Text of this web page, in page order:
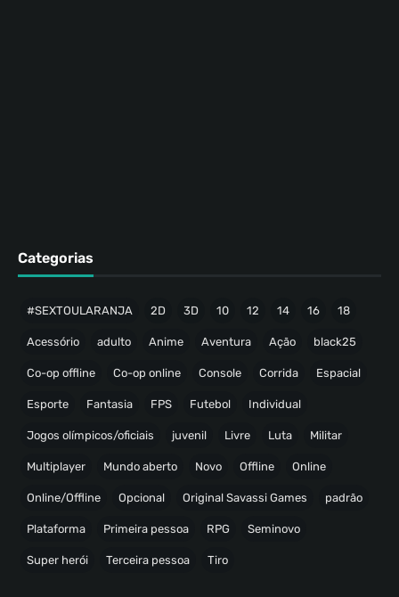
Categorias
#SEXTOULARANJA 2D 3D 10 12 14 16 18
Acessório adulto Anime Aventura Ação black25
Co-op offline Co-op online Console Corrida Espacial
Esporte Fantasia FPS Futebol Individual
Jogos olímpicos/oficiais juvenil Livre Luta Militar
Multiplayer Mundo aberto Novo Offline Online
Online/Offline Opcional Original Savassi Games padrão
Plataforma Primeira pessoa RPG Seminovo
Super herói Terceira pessoa Tiro